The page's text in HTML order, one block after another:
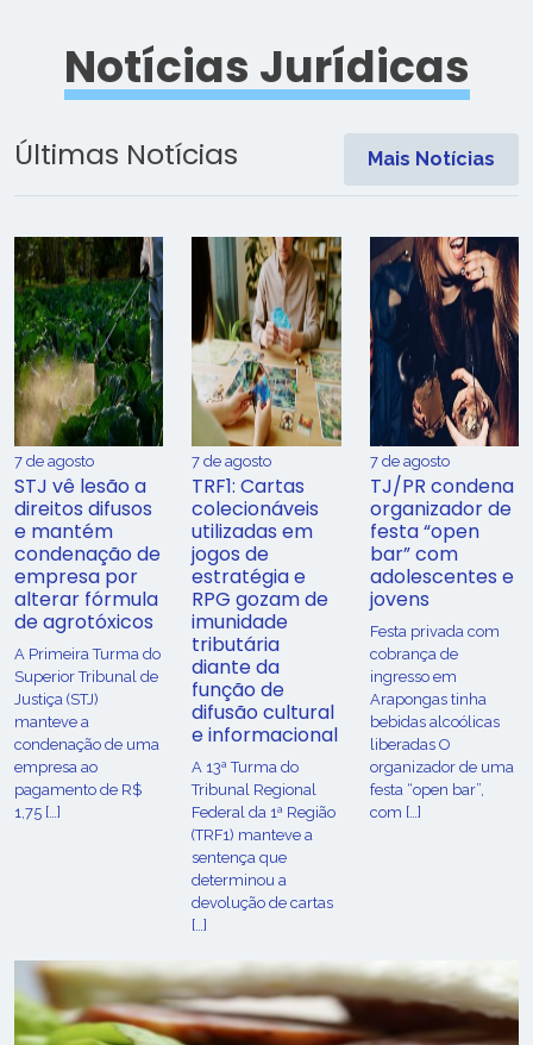
Notícias Jurídicas
Últimas Notícias Mais Notícias
7 de agosto
STJ vê lesão a
direitos difusos
e mantém
condenação de
empresa por
alterar fórmula
de agrotóxicos
​A Primeira Turma do
Superior Tribunal de
Justiça (STJ)
manteve a
condenação de uma
empresa ao
pagamento de R$
1,75 […]
7 de agosto
TRF1: Cartas
colecionáveis
utilizadas em
jogos de
estratégia e
RPG gozam de
imunidade
tributária
diante da
função de
difusão cultural
e informacional
A 13ª Turma do
Tribunal Regional
Federal da 1ª Região
(TRF1) manteve a
sentença que
determinou a
devolução de cartas
[…]
7 de agosto
TJ/PR condena
organizador de
festa “open
bar” com
adolescentes e
jovens
Festa privada com
cobrança de
ingresso em
Arapongas tinha
bebidas alcoólicas
liberadas O
organizador de uma
festa “open bar”,
com […]